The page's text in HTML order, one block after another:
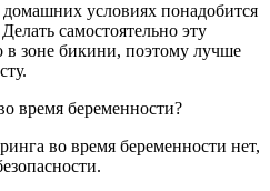
условиях понадобится
самостоятельно эту
в зоне бикини, поэтому лучше
время беременности?
во время беременности нет,